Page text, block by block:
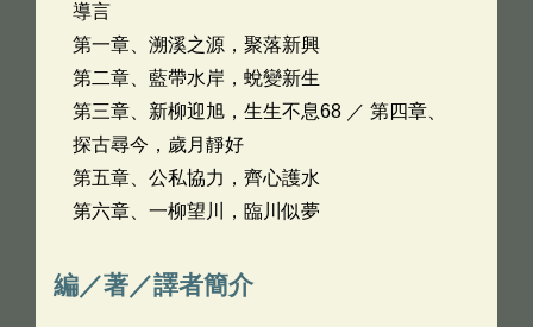
導言
第一章、溯溪之源，聚落新興
第二章、藍帶水岸，蛻變新生
第三章、新柳迎旭，生生不息68 ／ 第四章、
探古尋今，歲月靜好
第五章、公私協力，齊心護水
第六章、一柳望川，臨川似夢
編／著／譯者簡介